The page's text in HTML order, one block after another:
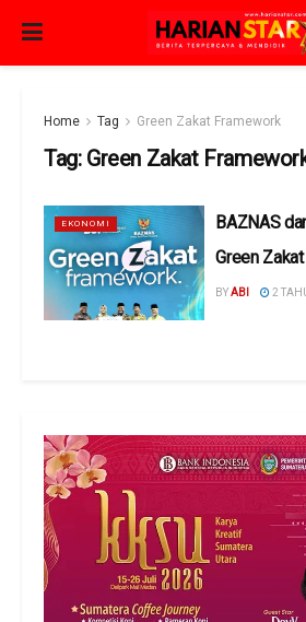
Home Tag Green Zakat Framework
Tag: Green Zakat
EKONOMI
BAZNAS
Green
BYABI 2